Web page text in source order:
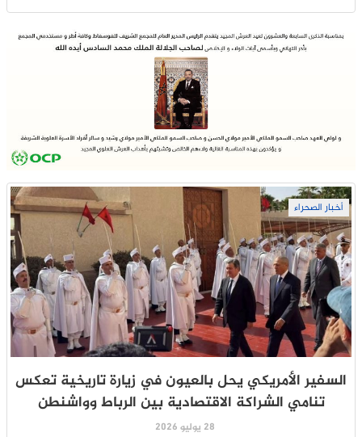
أخبار الصحراء
السفير الأمريكي يحل بالعيون في زيارة تاريخية تعكس
تنامي الشراكة الاقتصادية بين الرباط وواشنطن
28 يوليو 2026